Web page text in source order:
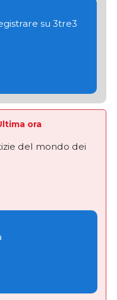
su 3tre3
ora
del mondo dei